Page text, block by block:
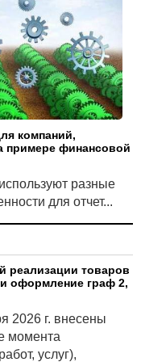
ВЫГОД
выгод при
компаний,
примере финансовой
разные
для отчет...
реализации товаров
оформление граф 2,
2026 г. внесены
момента
услуг),